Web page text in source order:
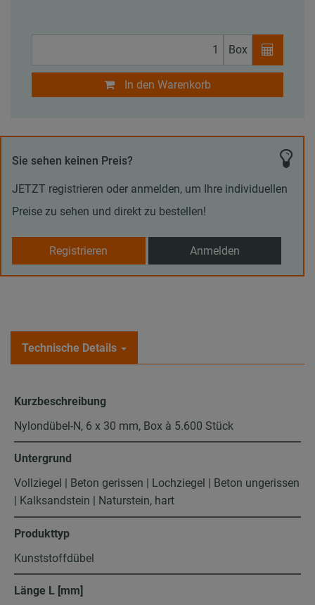
Box
In den Warenkorb
Sie sehen keinen Preis?
JETZT registrieren oder anmelden, um Ihre individuellen
Preise zu sehen und direkt zu bestellen!
Registrieren Anmelden
Technische Details
Kurzbeschreibung
Nylondübel-N, 6 x 30 mm, Box à 5.600 Stück
Untergrund
Vollziegel | Beton gerissen | Lochziegel | Beton ungerissen
| Kalksandstein | Naturstein, hart
Produkttyp
Kunststoffdübel
Länge L [mm]